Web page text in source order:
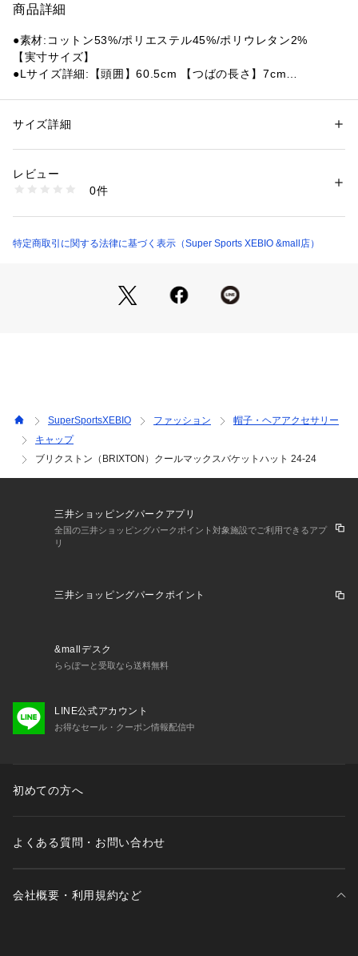
商品詳細
●素材:コットン53%/ポリエステル45%/ポリウレタン2%
【実寸サイズ】
●Lサイズ詳細:【頭囲】60.5cm 【つばの長さ】7cm
【商品の購入にあたっての注意事項】
※一部商品において弊社カラー表記がメーカーカラー表記と異
なる場合がございます。
※掲載の価格・製品のパッケージ・デザイン・仕様について、
Super Sports XEBIO カジュアル小物 アクセサリー 帽子 Me
n's Mens メンズ めんず 男性 帽子 おでかけ おしゃれ 紫外線
性別：メンズ
商品番号：
10847077901 （ショップ）
サイズ詳細
レビュー
0件
特定商取引に関する法律に基づく表示（Super Sports XEBIO &mall店）
SuperSportsXEBIO ファッション
帽子・ヘアアクセサリー
キャップ
ブリクストン（BRIXTON）クールマックスバケットハット 24-24
三井ショッピングパークアプリ
全国の三井ショッピングパークポイント対象施設でご利用できるアプ
リ
三井ショッピングパークポイント
&mallデスク
ららぽーと受取なら送料無料
LINE公式アカウント
お得なセール・クーポン情報配信中
初めての方へ
よくある質問・お問い合わせ
会社概要・利用規約など